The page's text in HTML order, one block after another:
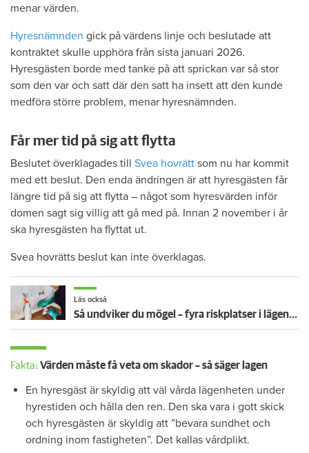
menar värden.
Hyresnämnden gick på värdens linje och beslutade att
kontraktet skulle upphöra från sista januari 2026.
Hyresgästen borde med tanke på att sprickan var så stor
som den var och satt där den satt ha insett att den kunde
medföra större problem, menar hyresnämnden.
Får mer tid på sig att flytta
Beslutet överklagades till Svea hovrätt som nu har kommit
med ett beslut. Den enda ändringen är att hyresgästen får
längre tid på sig att flytta – något som hyresvärden inför
domen sagt sig villig att gå med på. Innan 2 november i år
ska hyresgästen ha flyttat ut.
Svea hovrätts beslut kan inte överklagas.
Läs också
Så undviker du mögel – fyra riskplatser i lägenheten: ”Måste städa bort”
Fakta: Värden måste få veta om skador – så säger lagen
En hyresgäst är skyldig att väl vårda lägenheten under
hyrestiden och hålla den ren. Den ska vara i gott skick
och hyresgästen är skyldig att ”bevara sundhet och
ordning inom fastigheten”. Det kallas vårdplikt.